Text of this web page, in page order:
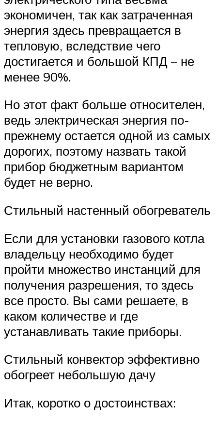
экономичен, так как затраченная
энергия здесь превращается в
тепловую, вследствие чего
достигается и большой КПД – не
менее 90%.
Но этот факт больше относителен,
ведь электрическая энергия по-
прежнему остается одной из самых
дорогих, поэтому назвать такой
прибор бюджетным вариантом
будет не верно.
Стильный настенный обогреватель
Если для установки газового котла
владельцу необходимо будет
пройти множество инстанций для
получения разрешения, то здесь
все просто. Вы сами решаете, в
каком количестве и где
устанавливать такие приборы.
Стильный конвектор эффективно
обогреет небольшую дачу
Итак, коротко о достоинствах: